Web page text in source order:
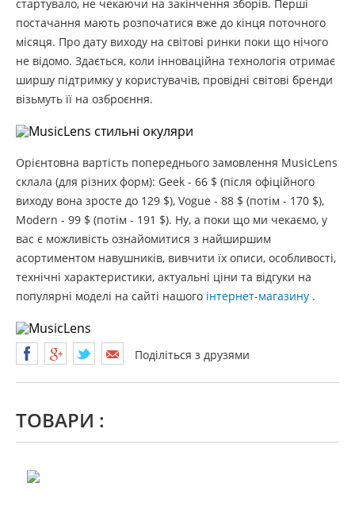
стартувало, не чекаючи на закінчення зборів. Перші
постачання мають розпочатися вже до кінця поточного
місяця. Про дату виходу на світові ринки поки що нічого
не відомо. Здається, коли інноваційна технологія отримає
ширшу підтримку у користувачів, провідні світові бренди
візьмуть її на озброєння.
Орієнтовна вартість попереднього замовлення MusicLens
склала (для різних форм): Geek - 66 $ (після офіційного
виходу вона зросте до 129 $), Vogue - 88 $ (потім - 170 $),
Modern - 99 $ (потім - 191 $). Ну, а поки що ми чекаємо, у
вас є можливість ознайомитися з найширшим
асортиментом навушників, вивчити їх описи, особливості,
технічні характеристики, актуальні ціни та відгуки на
популярні моделі на сайті нашого інтернет-магазину .
Поділіться з друзями
ТОВАРИ :